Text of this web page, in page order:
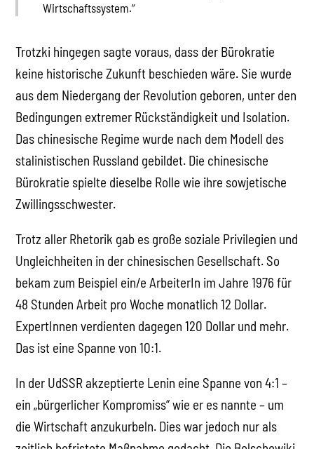
Wirtschaftssystem.“
Trotzki hingegen sagte voraus, dass der Bürokratie
keine historische Zukunft beschieden wäre. Sie wurde
aus dem Niedergang der Revolution geboren, unter den
Bedingungen extremer Rückständigkeit und Isolation.
Das chinesische Regime wurde nach dem Modell des
stalinistischen Russland gebildet. Die chinesische
Bürokratie spielte dieselbe Rolle wie ihre sowjetische
Zwillingsschwester.
Trotz aller Rhetorik gab es große soziale Privilegien und
Ungleichheiten in der chinesischen Gesellschaft. So
bekam zum Beispiel ein/e ArbeiterIn im Jahre 1976 für
48 Stunden Arbeit pro Woche monatlich 12 Dollar.
ExpertInnen verdienten dagegen 120 Dollar und mehr.
Das ist eine Spanne von 10:1.
In der UdSSR akzeptierte Lenin eine Spanne von 4:1 –
ein „bürgerlicher Kompromiss“ wie er es nannte – um
die Wirtschaft anzukurbeln. Dies war jedoch nur als